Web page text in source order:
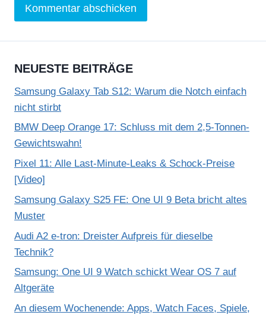
NEUESTE BEITRÄGE
Samsung Galaxy Tab S12: Warum die Notch einfach
nicht stirbt
BMW Deep Orange 17: Schluss mit dem 2,5-Tonnen-
Gewichtswahn!
Pixel 11: Alle Last-Minute-Leaks & Schock-Preise
[Video]
Samsung Galaxy S25 FE: One UI 9 Beta bricht altes
Muster
Audi A2 e-tron: Dreister Aufpreis für dieselbe
Technik?
Samsung: One UI 9 Watch schickt Wear OS 7 auf
Altgeräte
An diesem Wochenende: Apps, Watch Faces, Spiele,